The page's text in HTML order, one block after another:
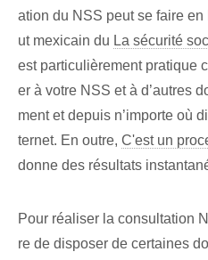
ation du NSS peut se faire
ut mexicain du La sécurité
est particulièrement pratique
er à votre NSS et à d’autres
ment et depuis n’importe où
ternet. En outre, C'est un
donne des résultats
Pour réaliser la consultation
re de disposer de certaines